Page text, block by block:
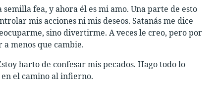
fea, y ahora él es mi amo. Una parte de esto
mis acciones ni mis deseos. Satanás me dice
sino divertirme. A veces le creo, pero por
a menos que cambie.
harto de confesar mis pecados. Hago todo lo
el camino al infierno.